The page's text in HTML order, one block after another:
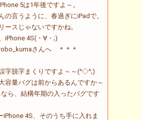
5は1年後ですよ～。
の言うように、春過ぎにiPadで。
ースじゃないですかね。
iPhone 4S(・∀・;)
さんへ ＊＊＊
字脱字まくりですよ～～(^◇^;)
容量バグは前からあるんですか～
なら、結構年期の入ったバグです
iPhone 4S、そのうち手に入れま